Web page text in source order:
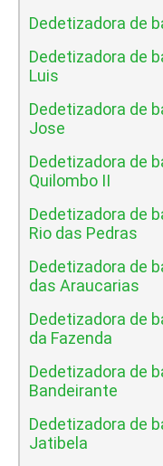
Dedetizadora de
Dedetizadora de
Luis
Dedetizadora de
Jose
Dedetizadora de
Quilombo II
Dedetizadora de
Rio das Pedras
Dedetizadora de
das Araucarias
Dedetizadora de
da Fazenda
Dedetizadora de
Bandeirante
Dedetizadora de
Jatibela